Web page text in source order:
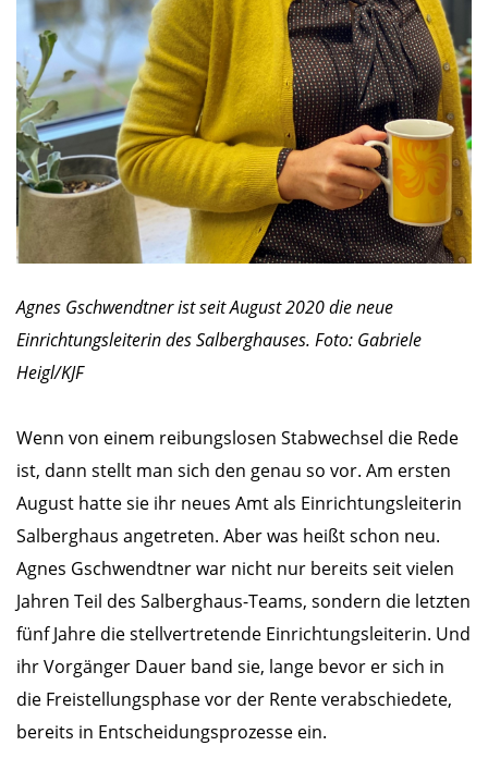
Agnes Gschwendtner ist seit August 2020 die neue
Einrichtungsleiterin des Salberghauses. Foto: Gabriele
Heigl/KJF
Wenn von einem reibungslosen Stabwechsel die Rede
ist, dann stellt man sich den genau so vor. Am ersten
August hatte sie ihr neues Amt als Einrichtungsleiterin
Salberghaus angetreten. Aber was heißt schon neu.
Agnes Gschwendtner war nicht nur bereits seit vielen
Jahren Teil des Salberghaus-Teams, sondern die letzten
fünf Jahre die stellvertretende Einrichtungsleiterin. Und
ihr Vorgänger Dauer band sie, lange bevor er sich in
die Freistellungsphase vor der Rente verabschiedete,
bereits in Entscheidungsprozesse ein.